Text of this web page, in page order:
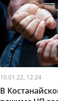
10.01.22, 12:24
В